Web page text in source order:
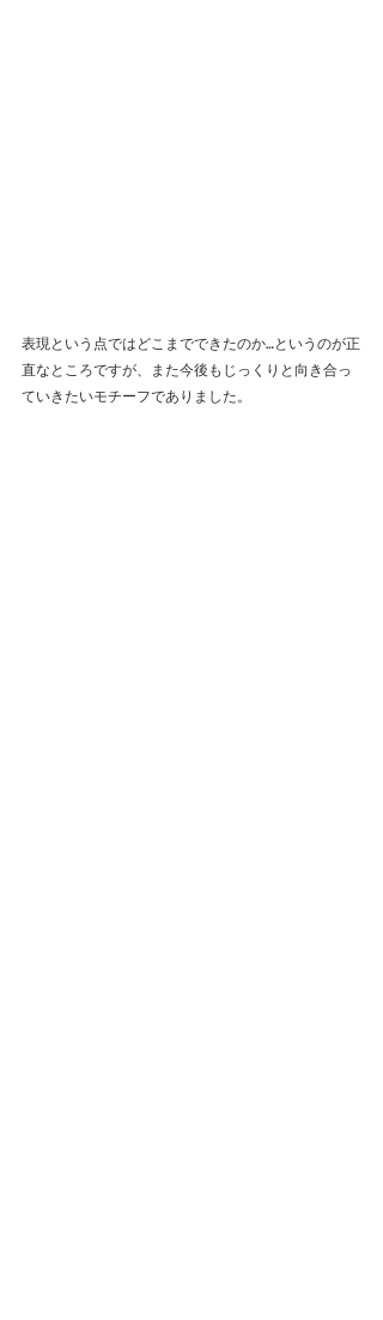
表現という点ではどこまでできたのか…というのが正
直なところですが、また今後もじっくりと向き合っ
ていきたいモチーフでありました。